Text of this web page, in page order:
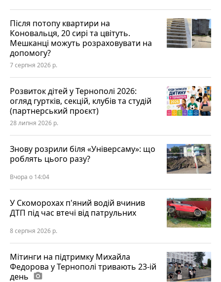
Після потопу квартири на
Коновальця, 20 сирі та цвітуть.
Мешканці можуть розраховувати на
допомогу?
7 серпня 2026 р.
Розвиток дітей у Тернополі 2026:
огляд гуртків, секцій, клубів та студій
(партнерський проєкт)
28 липня 2026 р.
Знову розрили біля «Універсаму»: що
роблять цього разу?
Вчора о 14:04
У Скоморохах п'яний водій вчинив
ДТП під час втечі від патрульних
8 серпня 2026 р.
Мітинги на підтримку Михайла
Федорова у Тернополі тривають 23-ій
день photo_camera